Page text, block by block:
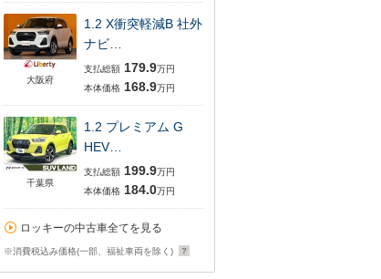
大阪府
1.2 X衝突軽減B 社外
ナビ…
支払総額 179.9万円
本体価格 168.9万円
千葉県
1.2 プレミアム G
HEV…
支払総額 199.9万円
本体価格 184.0万円
ロッキーの中古車全てを見る
※消費税込み価格(一部、福祉車両を除く)